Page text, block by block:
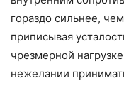
гораздо сильнее,
приписывая
чрезмерной
нежелании